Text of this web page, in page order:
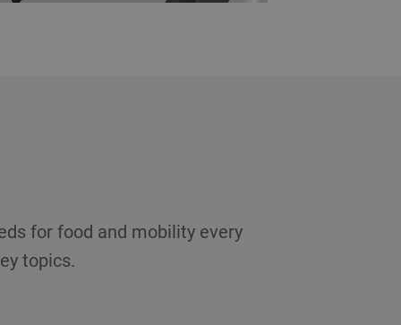
for food and mobility every
topics.